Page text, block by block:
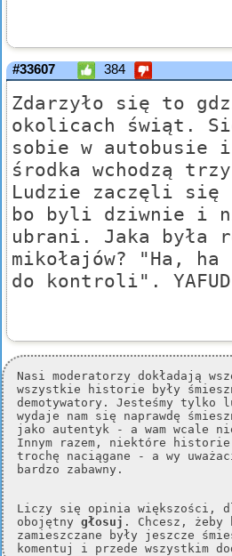
#33607 384
Zdarzyło się to
okolicach świąt.
sobie w autobusie
środka wchodzą
Ludzie zaczęli się
bo byli dziwnie i
ubrani. Jaka była
mikołajów? "Ha,
do kontroli". YAFUD
Nasi moderatorzy dokładają
wszystkie historie były
demotywatory. Jesteśmy tylko
wydaje nam się naprawdę
jako autentyk - a wam wcale
Innym razem, niektóre historie
trochę naciągane - a wy
bardzo zabawny.
Liczy się opinia większości,
obojętny głosuj . Chcesz,
zamieszczane były jeszcze
komentuj i przede wszystkim